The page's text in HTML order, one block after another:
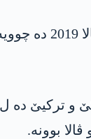
ل گۆر وێ
بوونە.